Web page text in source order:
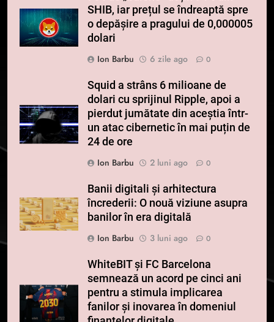
SHIB, iar prețul se îndreaptă spre
o depășire a pragului de 0,000005
dolari
Ion Barbu
6 zile ago 0
Squid a strâns 6 milioane de
dolari cu sprijinul Ripple, apoi a
pierdut jumătate din aceștia într-
un atac cibernetic în mai puțin de
24 de ore
Ion Barbu
2 luni ago 0
Banii digitali și arhitectura
încrederii: O nouă viziune asupra
banilor în era digitală
Ion Barbu
3 luni ago 0
WhiteBIT și FC Barcelona
semnează un acord pe cinci ani
pentru a stimula implicarea
fanilor și inovarea în domeniul